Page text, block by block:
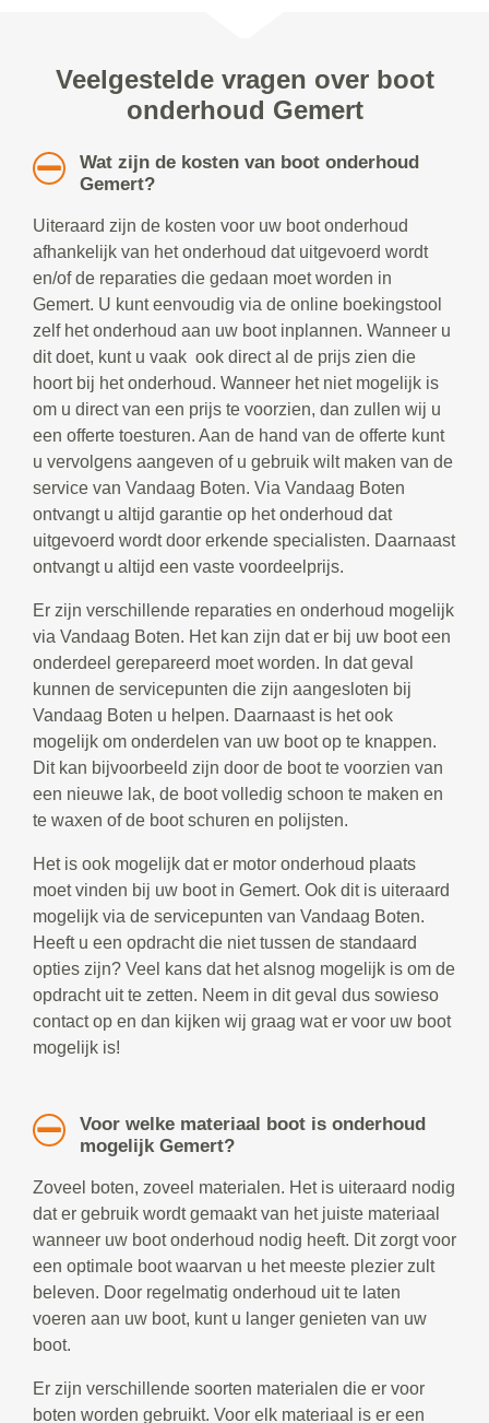
Veelgestelde vragen over boot
onderhoud Gemert
Wat zijn de kosten van boot onderhoud
Gemert?
Uiteraard zijn de kosten voor uw boot onderhoud
afhankelijk van het onderhoud dat uitgevoerd wordt
en/of de reparaties die gedaan moet worden in
Gemert. U kunt eenvoudig via de online boekingstool
zelf het onderhoud aan uw boot inplannen. Wanneer u
dit doet, kunt u vaak ook direct al de prijs zien die
hoort bij het onderhoud. Wanneer het niet mogelijk is
om u direct van een prijs te voorzien, dan zullen wij u
een offerte toesturen. Aan de hand van de offerte kunt
u vervolgens aangeven of u gebruik wilt maken van de
service van Vandaag Boten. Via Vandaag Boten
ontvangt u altijd garantie op het onderhoud dat
uitgevoerd wordt door erkende specialisten. Daarnaast
ontvangt u altijd een vaste voordeelprijs.
Er zijn verschillende reparaties en onderhoud mogelijk
via Vandaag Boten. Het kan zijn dat er bij uw boot een
onderdeel gerepareerd moet worden. In dat geval
kunnen de servicepunten die zijn aangesloten bij
Vandaag Boten u helpen. Daarnaast is het ook
mogelijk om onderdelen van uw boot op te knappen.
Dit kan bijvoorbeeld zijn door de boot te voorzien van
een nieuwe lak, de boot volledig schoon te maken en
te waxen of de boot schuren en polijsten.
Het is ook mogelijk dat er motor onderhoud plaats
moet vinden bij uw boot in Gemert. Ook dit is uiteraard
mogelijk via de servicepunten van Vandaag Boten.
Heeft u een opdracht die niet tussen de standaard
opties zijn? Veel kans dat het alsnog mogelijk is om de
opdracht uit te zetten. Neem in dit geval dus sowieso
contact op en dan kijken wij graag wat er voor uw boot
mogelijk is!
Voor welke materiaal boot is onderhoud
mogelijk Gemert?
Zoveel boten, zoveel materialen. Het is uiteraard nodig
dat er gebruik wordt gemaakt van het juiste materiaal
wanneer uw boot onderhoud nodig heeft. Dit zorgt voor
een optimale boot waarvan u het meeste plezier zult
beleven. Door regelmatig onderhoud uit te laten
voeren aan uw boot, kunt u langer genieten van uw
boot.
Er zijn verschillende soorten materialen die er voor
boten worden gebruikt. Voor elk materiaal is er een